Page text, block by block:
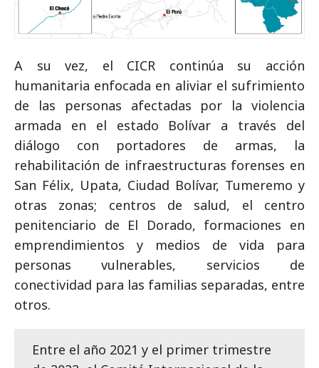
A su vez, el CICR continúa su acción
humanitaria enfocada en aliviar el sufrimiento
de las personas afectadas por la violencia
armada en el estado Bolívar a través del
diálogo con portadores de armas, la
rehabilitación de infraestructuras forenses en
San Félix, Upata, Ciudad Bolívar, Tumeremo y
otras zonas; centros de salud, el centro
penitenciario de El Dorado, formaciones en
emprendimientos y medios de vida para
personas vulnerables, servicios de
conectividad para las familias separadas, entre
otros.
Entre el año 2021 y el primer trimestre